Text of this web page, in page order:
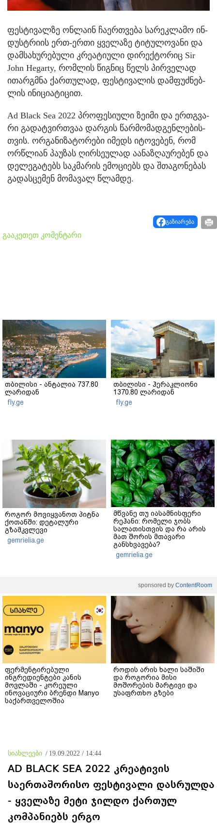
ფეს­ტი­ვალ­ზე ონ­ლა­ინ ჩა­ერ­თვე­ბა სა­რეკ­ლა­მო ინ­
დუსტრი­ის ერთ-ერთი ყვე­ლა­ზე ტი­ტუ­ლო­ვა­ნი და
დამ­სა­ხუ­რე­ბუ­ლი კრე­ა­ტი­უ­ლი დი­რექ­ტო­რიც Sir
John Hegarty, რომ­ლის წიგ­ნიც წელს პირ­ვე­ლად
ითარ­გმნა ქარ­თუ­ლად, ფეს­ტი­ვა­ლის დამ­ფუძ­ნებ­
ლის ინი­ცი­ა­ტი­ცით.
Ad Black Sea 2022 პრო­ფე­სი­უ­ლი ზე­ი­მი და ერ­თგვა­
რი გა­დატ­ვირ­თვაა დარ­გის წარ­მო­მად­გენ­ლე­ბის­
თვის. ორ­გა­ნი­ზა­ტო­რე­ბი იმედს იტო­ვე­ბენ, რომ
ორ­წლი­ან პა­უ­ზას ღირ­სე­უ­ლად აა­ნა­ზღა­უ­რე­ბენ და
დე­ლე­გა­ტებს საკ­მა­რის ემო­ცი­ებს და შთა­გო­ნე­ბას
გა­დას­ცე­მენ მო­მა­ვალ წლამ­დე.
გაზიარება
გააკეთეთ კომენტარი
თბილისი - ანტალია 737.80
ლარიდან
fly.ge
თბილისი - ჰერაკლიონი
1370.80 ლარიდან
fly.ge
როგორ მოვიყვანოთ პიტნა
ქოთანში: დეტალური
გზამკვლევი
gemrielia.ge
მწვანე თუ იასამნისფერი
რეჰანი: რომელი ჯობს
სალათისთვის და რა არის
მათ შორის მთავარი
განსხვავება?
gemrielia.ge
sponsored by ContentRoom
ფერმენტირებული
ინგრედიენტები კანის
მოვლაში - კორეული
ინოვაციური ბრენდი Manyo
საქართველოშია
როდის არის ხალი საშიში
და როგორია მისი
მოშორების მარტივი და
უსაფრთხო გზები
სიახლეები / 19.09.2022 / 14:44
AD BLACK SEA 2022 კრეატივის
საერთაშორისო ფესტივალი დასრულდა
- ყველაზე მეტი ჯილდო ქართულ
კომპანიებს ერგო